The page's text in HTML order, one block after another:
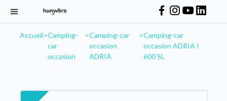
Accueil>Camping-
car
occasion
>Camping-car
occasion
ADRIA
>Camping-car
occasion ADRIA I
600 SL